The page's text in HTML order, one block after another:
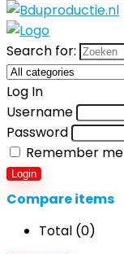
Search for:
Log In
Username
Password
Remember me
Login
Compare items
Total (0)